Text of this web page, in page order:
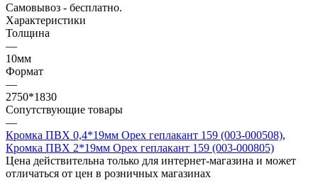
Самовывоз - бесплатно.
Характеристики
Толщина
—
10мм
Формат
—
2750*1830
Сопутствующие товары
—
Кромка ПВХ 0,4*19мм Орех геплакант 159 (003-000508),
Кромка ПВХ 2*19мм Орех геплакант 159 (003-000805)
Цена действительна только для интернет-магазина и может
отличаться от цен в розничных магазинах